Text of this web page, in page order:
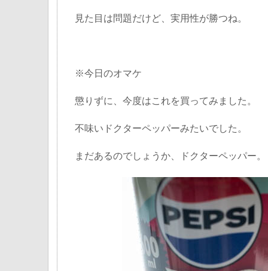
見た目は問題だけど、実用性が勝つね。
※今日のオマケ
懲りずに、今度はこれを買ってみました。
不味いドクターペッパーみたいでした。
まだあるのでしょうか、ドクターペッパー。